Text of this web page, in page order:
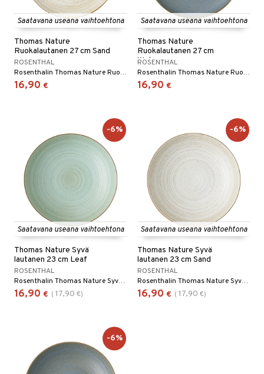
Saatavana useana vaihtoehtona
Thomas Nature
Ruokalautanen 27 cm Sand
ROSENTHAL
Rosenthalin Thomas Nature Ruokalautanen 27 cm on kivikeraaminen lautanen, jossa on ympyränmuotoinen kuvio kirjavin värein, ja sitä on saatavana useissa eri väreissä.
16,90 €
Saatavana useana vaihtoehtona
Thomas Nature
Ruokalautanen 27 cm
Water
ROSENTHAL
Rosenthalin Thomas Nature Ruokalautanen 27 cm on kivikeraaminen lautanen, jossa on ympyränmuotoinen kuvio kirjavin värein, ja sitä on saatavana useissa eri väreissä.
16,90 €
Saatavana useana vaihtoehtona
Thomas Nature Syvä
lautanen 23 cm Leaf
ROSENTHAL
Rosenthalin Thomas Nature Syvä lautanen 23 cm on kivikeraaminen lautanen, jossa on ympyränmuotoinen kuvio kirjavin värein, ja sitä on saatavana useissa eri väreissä.
16,90 € ( 17,90 €)
-6%
Saatavana useana vaihtoehtona
Thomas Nature Syvä
lautanen 23 cm Sand
ROSENTHAL
Rosenthalin Thomas Nature Syvä lautanen 23 cm on kivikeraaminen lautanen, jossa on ympyränmuotoinen kuvio kirjavin värein, ja sitä on saatavana useissa eri väreissä.
16,90 € ( 17,90 €)
-6%
-6%